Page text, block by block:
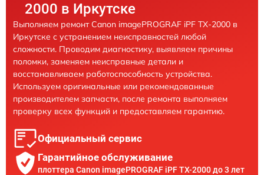
2000 в Иркутске
Выполняем ремонт Canon imagePROGRAF iPF TX-2000 в
Иркутске с устранением неисправностей любой
сложности. Проводим диагностику, выявляем причины
поломки, заменяем неисправные детали и
восстанавливаем работоспособность устройства.
Используем оригинальные или рекомендованные
производителем запчасти, после ремонта выполняем
проверку всех функций и предоставляем гарантию.
Официальный сервис
Гарантийное обслуживание
плоттера Canon imagePROGRAF iPF TX-2000 до 3 лет